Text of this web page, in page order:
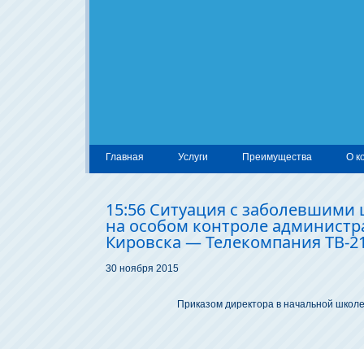
Главная Услуги Преимущества О
15:56 Ситуация с
на особом контроле
Кировска — Телекомпания ТВ-
30 ноября 2015
Приказом директора в начальной